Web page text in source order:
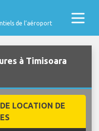
de l’aéroport
à Timisoara
LOCATION DE